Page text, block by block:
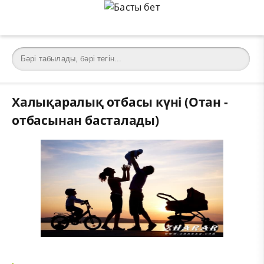
Халықаралық отбасы күні (Отан -
отбасынан басталады)